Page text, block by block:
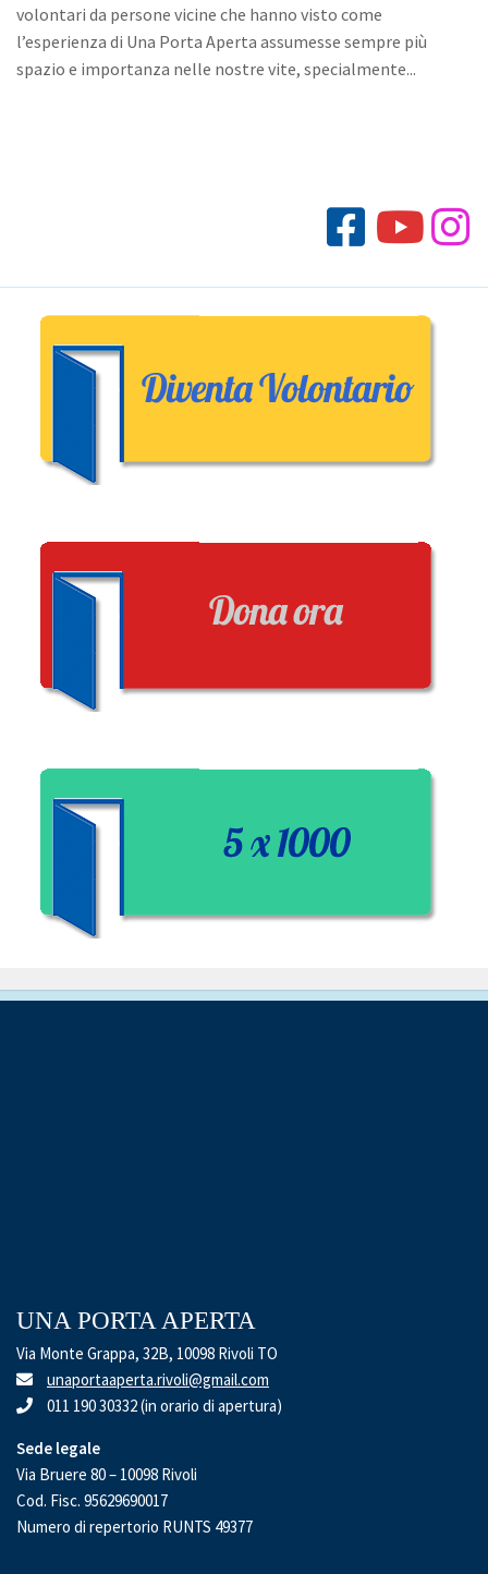
volontari da persone vicine che hanno visto come
l’esperienza di Una Porta Aperta assumesse sempre più
spazio e importanza nelle nostre vite, specialmente...
UNA PORTA APERTA
Via Monte Grappa, 32B, 10098 Rivoli TO
unaportaaperta.rivoli@gmail.com
011 190 30332 (in orario di apertura)
Sede legale
Via Bruere 80 – 10098 Rivoli
Cod. Fisc. 95629690017
Numero di repertorio RUNTS 49377